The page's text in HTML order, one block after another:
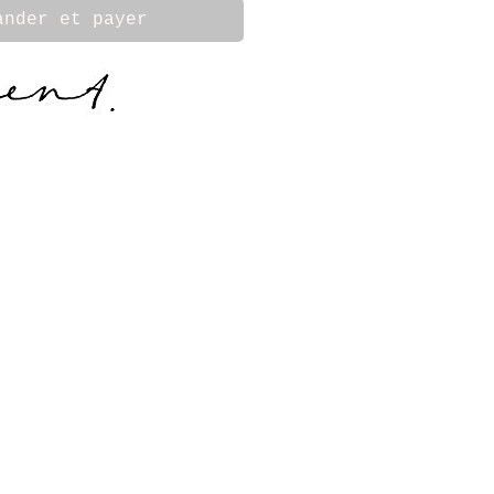
et payer